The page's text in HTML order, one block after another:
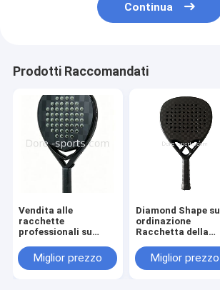
Continua
Prodotti Raccomandati
Vendita alle
racchette
professionali su
della fibra del
carbonio della
Miglior prezzo
Diamond Shape su
ordinazione
Racchetta della
CarbonFiber 12k
Padel Paddel della
Miglior prezzo